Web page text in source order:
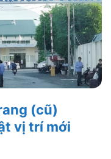
(cũ)
vị trí mới